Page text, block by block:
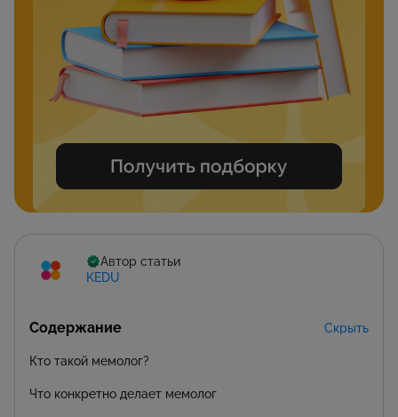
Автор статьи
KEDU
Содержание Скрыть
Кто такой мемолог?
Что конкретно делает мемолог